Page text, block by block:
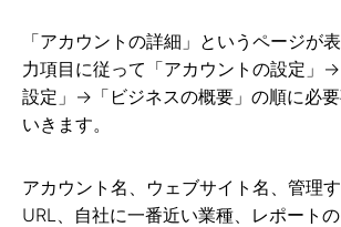
「アカウントの詳細」というページが
力項目に従って「アカウントの設定」
設定」→「ビジネスの概要」の順に必
いきます。
アカウント名、ウェブサイト名、管理
URL、自社に一番近い業種、レポートの